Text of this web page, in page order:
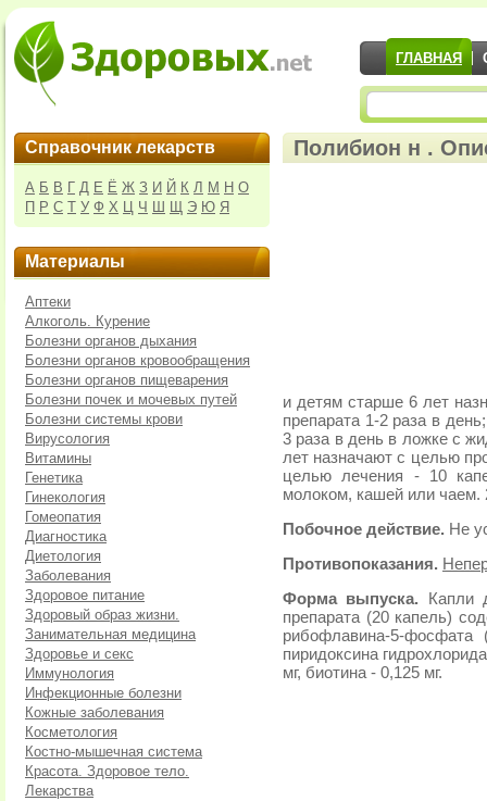
ГЛАВНАЯ
Справочник лекарств
А Б В Г Д Е Ё Ж З И Й К Л М Н О
П Р С Т У Ф Х Ц Ч Ш Щ Э Ю Я
Материалы
Аптеки
Алкоголь. Курение
Болезни органов дыхания
Болезни органов кровообращения
Болезни органов пищеварения
Болезни почек и мочевых путей
Болезни системы крови
Вирусология
Витамины
Генетика
Гинекология
Гомеопатия
Диагностика
Диетология
Заболевания
Здоровое питание
Здоровый образ жизни.
Занимательная медицина
Здоровье и секс
Иммунология
Инфекционные болезни
Кожные заболевания
Косметология
Костно-мышечная система
Красота. Здоровое тело.
Лекарства
Полибион н .
и детям старше 6 лет
препарата 1-2 раза в
3 раза в день в ложке с
лет назначают с целью
целью лечения - 10
молоком, кашей или чаем.
Побочное действие. Не
Противопоказания.
Форма выпуска. Капли
препарата (20 капель)
рибофлавина-5-
пиридоксина
мг, биотина - 0,125 мг.